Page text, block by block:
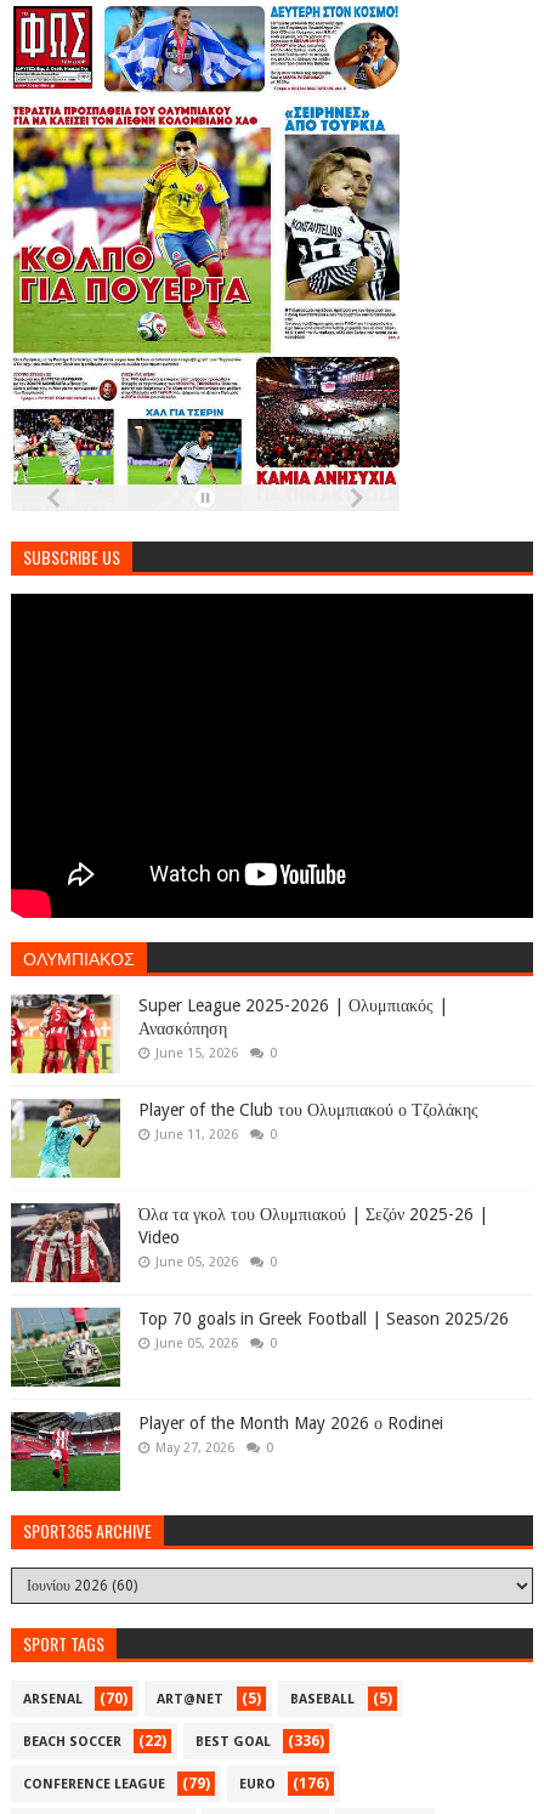
SUBSCRIBE US
ΟΛΥΜΠΙΑΚΟΣ
Super League 2025-2026 | Ολυμπιακός |
Ανασκόπηση
June 15, 2026 0
Player of the Club του Ολυμπιακού ο Τζολάκης
June 11, 2026 0
Όλα τα γκολ του Ολυμπιακού | Σεζόν 2025-26 |
Video
June 05, 2026 0
Top 70 goals in Greek Football | Season 2025/26
June 05, 2026 0
Player of the Month May 2026 ο Rodinei
May 27, 2026 0
SPORT365 ARCHIVE
SPORT TAGS
ARSENAL (70) ART@NET (5) BASEBALL (5)
BEACH SOCCER (22) BEST GOAL (336)
CONFERENCE LEAGUE (79) EURO (176)